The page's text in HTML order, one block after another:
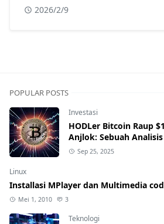
2026/2/9
POPULAR POSTS
Investasi
HODLer Bitcoin Raup
Anjlok: Sebuah Analisis
Sep 25, 2025
Linux
Installasi MPlayer dan Multimedia
Mei 1, 2010 3
Teknologi